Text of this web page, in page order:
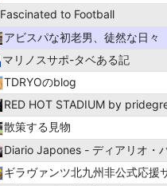
Fascinated to Football
アビスパな初老男、徒然な日々
マリノスサポ-タベある記
TDRYOのblog
RED HOT STADIUM by
散策する見物
Diario Japones - ディアリオ・ハポ
ギラヴァンツ北九州非公式応援サイト